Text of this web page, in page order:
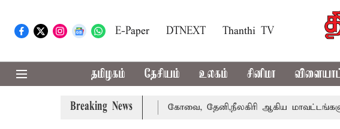
E-Paper DTNEXT Thanthi TV
தமிழகம் தேசியம் உலகம் சினிமா
Breaking News
வழக்கை வாபஸ் பெற்றார் சங்கீதா கோவை, தேனி,நீலகிரி ஆகிய